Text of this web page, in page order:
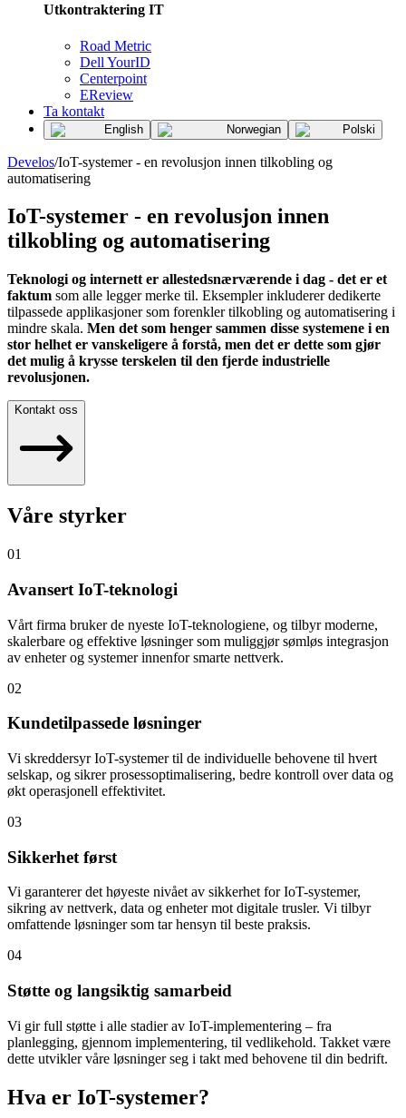
Utkontraktering IT
Road Metric
Dell YourID
Centerpoint
EReview
Ta kontakt
English Norwegian Polski
Develos/IoT-systemer - en revolusjon innen tilkobling og
automatisering
IoT-systemer - en revolusjon innen
tilkobling og automatisering
Teknologi og internett er allestedsnærværende i dag - det er et
faktum som alle legger merke til. Eksempler inkluderer dedikerte
tilpassede applikasjoner som forenkler tilkobling og automatisering i
mindre skala. Men det som henger sammen disse systemene i en
stor helhet er vanskeligere å forstå, men det er dette som gjør
det mulig å krysse terskelen til den fjerde industrielle
revolusjonen.
Kontakt oss
Våre styrker
01
Avansert IoT-teknologi
Vårt firma bruker de nyeste IoT-teknologiene, og tilbyr moderne,
skalerbare og effektive løsninger som muliggjør sømløs integrasjon
av enheter og systemer innenfor smarte nettverk.
02
Kundetilpassede løsninger
Vi skreddersyr IoT-systemer til de individuelle behovene til hvert
selskap, og sikrer prosessoptimalisering, bedre kontroll over data og
økt operasjonell effektivitet.
03
Sikkerhet først
Vi garanterer det høyeste nivået av sikkerhet for IoT-systemer,
sikring av nettverk, data og enheter mot digitale trusler. Vi tilbyr
omfattende løsninger som tar hensyn til beste praksis.
04
Støtte og langsiktig samarbeid
Vi gir full støtte i alle stadier av IoT-implementering – fra
planlegging, gjennom implementering, til vedlikehold. Takket være
dette utvikler våre løsninger seg i takt med behovene til din bedrift.
Hva er IoT-systemer?